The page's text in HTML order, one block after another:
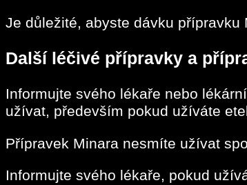
Je důležité, abyste dávku
Další léčivé přípravky a
Informujte svého lékaře nebo
užívat, především pokud užíváte
Přípravek Minara nesmíte užívat
Informujte svého lékaře, pokud